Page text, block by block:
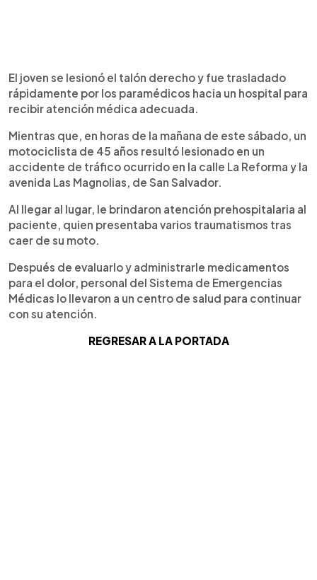
El joven se lesionó el talón derecho y fue trasladado
rápidamente por los paramédicos hacia un hospital para
recibir atención médica adecuada.
Mientras que, en horas de la mañana de este sábado, un
motociclista de 45 años resultó lesionado en un
accidente de tráfico ocurrido en la calle La Reforma y la
avenida Las Magnolias, de San Salvador.
Al llegar al lugar, le brindaron atención prehospitalaria al
paciente, quien presentaba varios traumatismos tras
caer de su moto.
Después de evaluarlo y administrarle medicamentos
para el dolor, personal del Sistema de Emergencias
Médicas lo llevaron a un centro de salud para continuar
con su atención.
REGRESAR A LA PORTADA